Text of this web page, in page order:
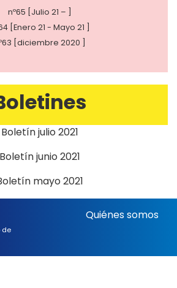
nº65 [Julio 21 – ]
[Enero 21 - Mayo 21 ]
[diciembre 2020 ]
Boletín julio 2021
Boletín junio 2021
mayo 2021
de
Quiénes somos